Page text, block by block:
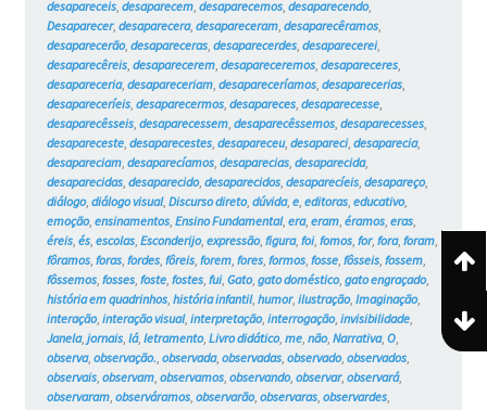
desapareceis, desaparecem, desaparecemos, desaparecendo,
Desaparecer, desaparecera, desapareceram, desaparecêramos,
desaparecerão, desapareceras, desaparecerdes, desaparecerei,
desaparecêreis, desaparecerem, desapareceremos, desapareceres,
desapareceria, desapareceriam, desapareceríamos, desaparecerias,
desapareceríeis, desaparecermos, desapareces, desaparecesse,
desaparecêsseis, desaparecessem, desaparecêssemos, desaparecesses,
desapareceste, desaparecestes, desapareceu, desapareci, desaparecia,
desapareciam, desaparecíamos, desaparecias, desaparecida,
desaparecidas, desaparecido, desaparecidos, desaparecíeis, desapareço,
diálogo, diálogo visual, Discurso direto, dúvida, e, editoras, educativo,
emoção, ensinamentos, Ensino Fundamental, era, eram, éramos, eras,
éreis, és, escolas, Esconderijo, expressão, figura, foi, fomos, for, fora, foram,
fôramos, foras, fordes, fôreis, forem, fores, formos, fosse, fôsseis, fossem,
fôssemos, fosses, foste, fostes, fui, Gato, gato doméstico, gato engraçado,
história em quadrinhos, história infantil, humor, ilustração, Imaginação,
interação, interação visual, interpretação, interrogação, invisibilidade,
Janela, jornais, lá, letramento, Livro didático, me, não, Narrativa, O,
observa, observação., observada, observadas, observado, observados,
observais, observam, observamos, observando, observar, observará,
observaram, observáramos, observarão, observaras, observardes,